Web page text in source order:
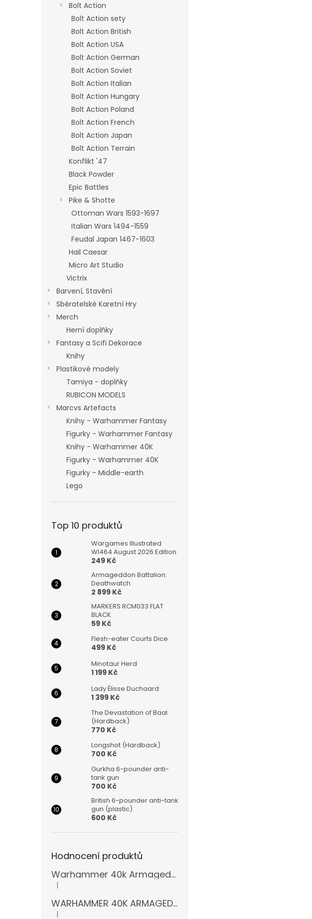
Bolt Action
Bolt Action sety
Bolt Action British
Bolt Action USA
Bolt Action German
Bolt Action Soviet
Bolt Action Italian
Bolt Action Hungary
Bolt Action Poland
Bolt Action French
Bolt Action Japan
Bolt Action Terrain
Konflikt '47
Black Powder
Epic Battles
Pike & Shotte
Ottoman Wars 1593-1697
Italian Wars 1494-1559
Feudal Japan 1467-1603
Hail Caesar
Micro Art Studio
Victrix
Barvení, Stavění
Sběratelské Karetní Hry
Merch
Herní doplňky
Fantasy a Scifi Dekorace
Knihy
Plastikové modely
Tamiya - doplňky
RUBICON MODELS
Marcvs Artefacts
Knihy - Warhammer Fantasy
Figurky - Warhammer Fantasy
Knihy - Warhammer 40K
Figurky - Warhammer 40K
Figurky - Middle-earth
Lego
Top 10 produktů
Wargames Illustrated
WI464 August 2026 Edition
249 Kč
Armageddon Battalion:
Deathwatch
2 899 Kč
MARKERS RCM033 FLAT
BLACK
59 Kč
Flesh-eater Courts Dice
499 Kč
Minotaur Herd
1 199 Kč
Lady Élisse Duchaard
1 399 Kč
The Devastation of Baal
(Hardback)
770 Kč
Longshot (Hardback)
700 Kč
Gurkha 6-pounder anti-
tank gun
700 Kč
British 6-pounder anti-tank
gun (plastic)
600 Kč
Hodnocení produktů
Warhammer 40k Armageddon Orks (Bazar)
Hodnocení produktu je 5 z 5 hvězdiček.
|
WARHAMMER 40K ARMAGEDDON 11 EDICE
|